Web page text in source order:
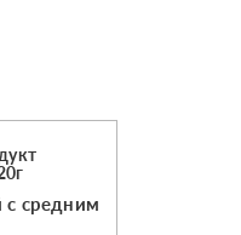
средним